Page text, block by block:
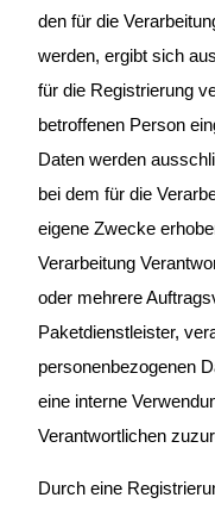
den für die
werden, ergibt sich
für die Registrierung
betroffenen Person
Daten werden
bei dem für die
eigene Zwecke
Verarbeitung
oder mehrere
Paketdienstleister,
personenbezogenen
eine interne
Verantwortlichen
Durch eine